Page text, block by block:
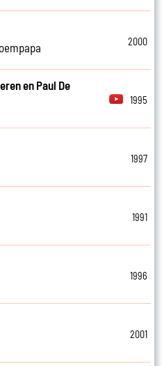
2000
en Paul De
1995
1997
1991
1996
2001